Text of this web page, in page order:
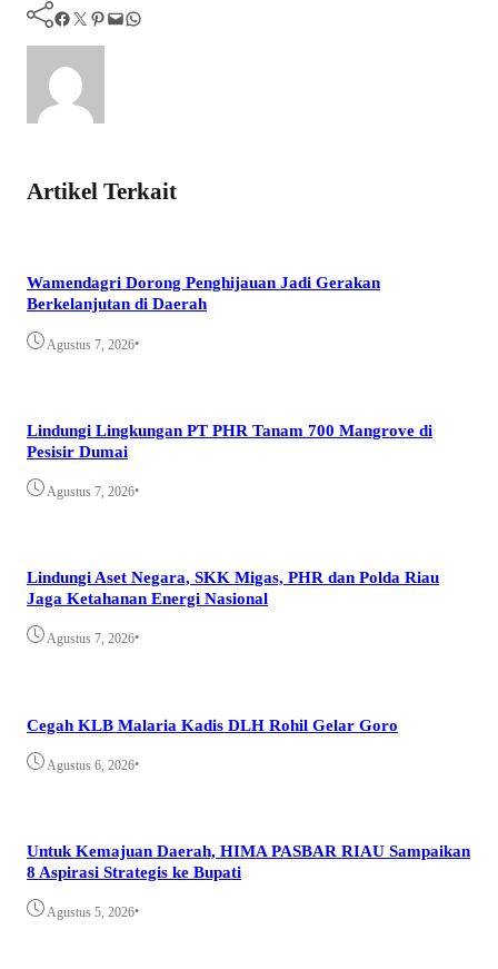
Facebook Twitter Pinterest Mail WhatsApp
Artikel Terkait
Wamendagri Dorong Penghijauan Jadi Gerakan
Berkelanjutan di Daerah
Agustus 7, 2026•
Lindungi Lingkungan PT PHR Tanam 700 Mangrove di
Pesisir Dumai
Agustus 7, 2026•
Lindungi Aset Negara, SKK Migas, PHR dan Polda Riau
Jaga Ketahanan Energi Nasional
Agustus 7, 2026•
Cegah KLB Malaria Kadis DLH Rohil Gelar Goro
Agustus 6, 2026•
Untuk Kemajuan Daerah, HIMA PASBAR RIAU Sampaikan
8 Aspirasi Strategis ke Bupati
Agustus 5, 2026•